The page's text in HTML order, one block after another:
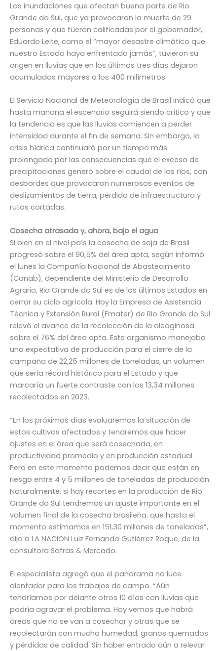
Las inundaciones que afectan buena parte de Rio
Grande do Sul, que ya provocaron la muerte de 29
personas y que fueron calificadas por el gobernador,
Eduardo Leite, como el “mayor desastre climático que
nuestro Estado haya enfrentado jamás”, tuvieron su
origen en lluvias que en los últimos tres días dejaron
acumulados mayores a los 400 milímetros.
El Servicio Nacional de Meteorología de Brasil indicó que
hasta mañana el escenario seguirá siendo crítico y que
la tendencia es que las lluvias comiencen a perder
intensidad durante el fin de semana. Sin embargo, la
crisis hídrica continuará por un tiempo más
prolongado por las consecuencias que el exceso de
precipitaciones generó sobre el caudal de los ríos, con
desbordes que provocaron numerosos eventos de
deslizamientos de tierra, pérdida de infraestructura y
rutas cortadas.
Cosecha atrasada y, ahora, bajo el agua
Si bien en el nivel país la cosecha de soja de Brasil
progresó sobre el 90,5% del área apta, según informó
el lunes la Compañía Nacional de Abastecimiento
(Conab), dependiente del Ministerio de Desarrollo
Agrario, Rio Grande do Sul es de los últimos Estados en
cerrar su ciclo agrícola. Hoy la Empresa de Asistencia
Técnica y Extensión Rural (Emater) de Rio Grande do Sul
relevó el avance de la recolección de la oleaginosa
sobre el 76% del área apta. Este organismo manejaba
una expectativa de producción para el cierre de la
campaña de 22,25 millones de toneladas, un volumen
que sería récord histórico para el Estado y que
marcaría un fuerte contraste con los 13,34 millones
recolectados en 2023.
“En los próximos días evaluaremos la situación de
estos cultivos afectados y tendremos que hacer
ajustes en el área que será cosechada, en
productividad promedio y en producción estadual.
Pero en este momento podemos decir que están en
riesgo entre 4 y 5 millones de toneladas de producción.
Naturalmente, si hay recortes en la producción de Rio
Grande do Sul tendremos un ajuste importante en el
volumen final de la cosecha brasileña, que hasta el
momento estimamos en 151,30 millones de toneladas”,
dijo a LA NACION Luiz Fernando Gutiérrez Roque, de la
consultora Safras & Mercado.
El especialista agregó que el panorama no luce
alentador para los trabajos de campo. “Aún
tendríamos por delante otros 10 días con lluvias que
podría agravar el problema. Hoy vemos que habrá
áreas que no se van a cosechar y otras que se
recolectarán con mucha humedad; granos quemados
y pérdidas de calidad. Sin haber entrado aún a relevar